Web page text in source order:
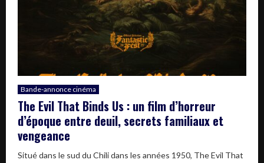
Bande-annonce cinéma
The Evil That Binds Us : un film d’horreur
d’époque entre deuil, secrets familiaux et
vengeance
Situé dans le sud du Chili dans les années 1950, The Evil That